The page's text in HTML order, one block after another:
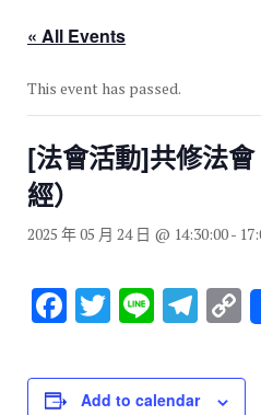
« All Events
This event has passed.
[法會活動]共修法
經）
2025 年 05 月 24 日 @ 14:30:00-
F
c
T
tt
Li
e
T
e
o
p
Add to calendar